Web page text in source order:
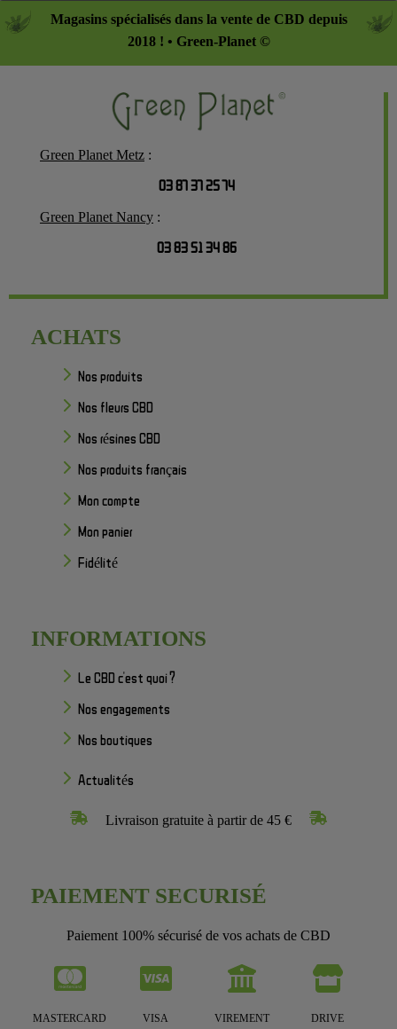
Magasins spécialisés dans la vente de CBD depuis
2018 ! • Green-Planet ©
Green Planet Metz :
03 87 37 25 74
Green Planet Nancy :
03 83 51 34 86
ACHATS
Nos produits
Nos fleurs CBD
Nos résines CBD
Nos produits français
Mon compte
Mon panier
Fidélité
INFORMATIONS
Le CBD c'est quoi ?
Nos engagements
Nos boutiques
Actualités
Livraison gratuite à partir de 45 €
PAIEMENT SECURISÉ
Paiement 100% sécurisé de vos achats de CBD
MASTERCARD VISA VIREMENT DRIVE